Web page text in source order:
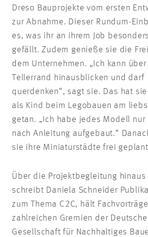
Dreso Bauprojekte vom ersten
zur Abnahme. Dieser Rundum-
es, was ihr an ihrem Job
gefällt. Zudem genieße sie die
dem Unternehmen. „Ich kann
Tellerrand hinausblicken und darf
querdenken“, sagt sie. Das hat
als Kind beim Legobauen am
getan. „Ich habe jedes Modell nur
nach Anleitung aufgebaut.“
sie ihre Miniaturstädte frei
Über die Projektbegleitung hinaus
schreibt Daniela Schneider
zum Thema C2C, hält
zahlreichen Gremien der
Gesellschaft für Nachhaltiges